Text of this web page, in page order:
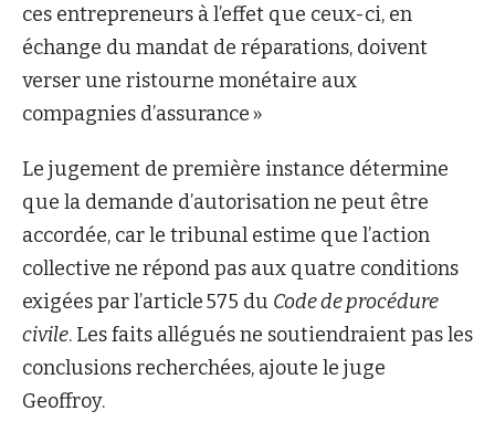
ces entrepreneurs à l’effet que ceux-ci, en
échange du mandat de réparations, doivent
verser une ristourne monétaire aux
compagnies d’assurance »
Le jugement de première instance détermine
que la demande d’autorisation ne peut être
accordée, car le tribunal estime que l’action
collective ne répond pas aux quatre conditions
exigées par l’article 575 du Code de procédure
civile. Les faits allégués ne soutiendraient pas les
conclusions recherchées, ajoute le juge
Geoffroy.